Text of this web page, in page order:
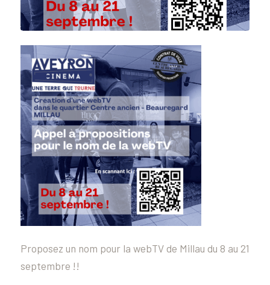
Proposez un nom pour la webTV de Millau du 8 au 21
septembre !!